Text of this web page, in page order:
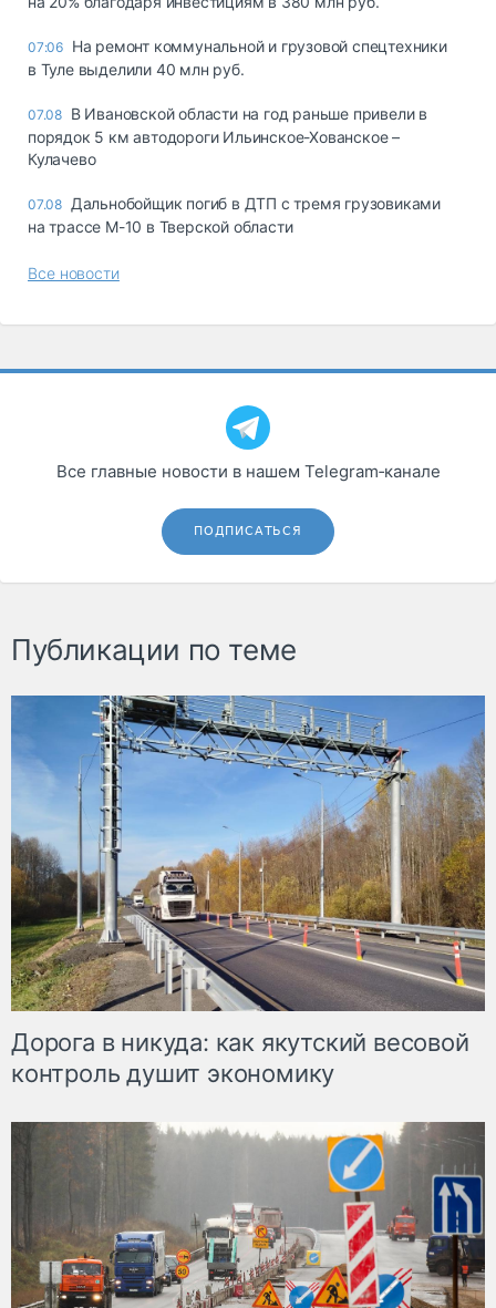
07:06 На ремонт коммунальной и грузовой спецтехники
в Туле выделили 40 млн руб.
07.08 В Ивановской области на год раньше привели в
порядок 5 км автодороги Ильинское-Хованское –
Кулачево
07.08 Дальнобойщик погиб в ДТП с тремя грузовиками
на трассе М-10 в Тверской области
Все новости
Все главные новости в нашем Telegram‑канале
ПОДПИСАТЬСЯ
Публикации по теме
Дорога в никуда: как якутский весовой
контроль душит экономику